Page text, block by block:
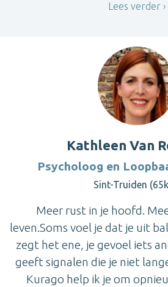
Lees verder
Kathleen Van
Psycholoog en
Sint-Truiden
Meer rust in je hoofd.
leven.Soms voel je dat je uit
zegt het ene, je gevoel iets
geeft signalen die je niet
Kurago help ik je om